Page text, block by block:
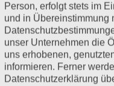
Person, erfolgt stets im
und in Übereinstimmung
unser Unternehmen die
uns erhobenen,
informieren. Ferner
Datenschutzerklärung